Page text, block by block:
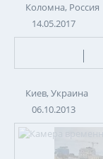
Коломна, Россия
14.05.2017
Киев, Украина
06.10.2013